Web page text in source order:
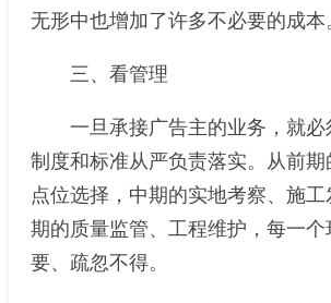
无形中也增加了许多不必要的成本
三、看管理
一旦承接广告主的业务，就必
制度和标准从严负责落实。从前期
点位选择，中期的实地考察、施
期的质量监管、工程维护，每一个
要、疏忽不得。